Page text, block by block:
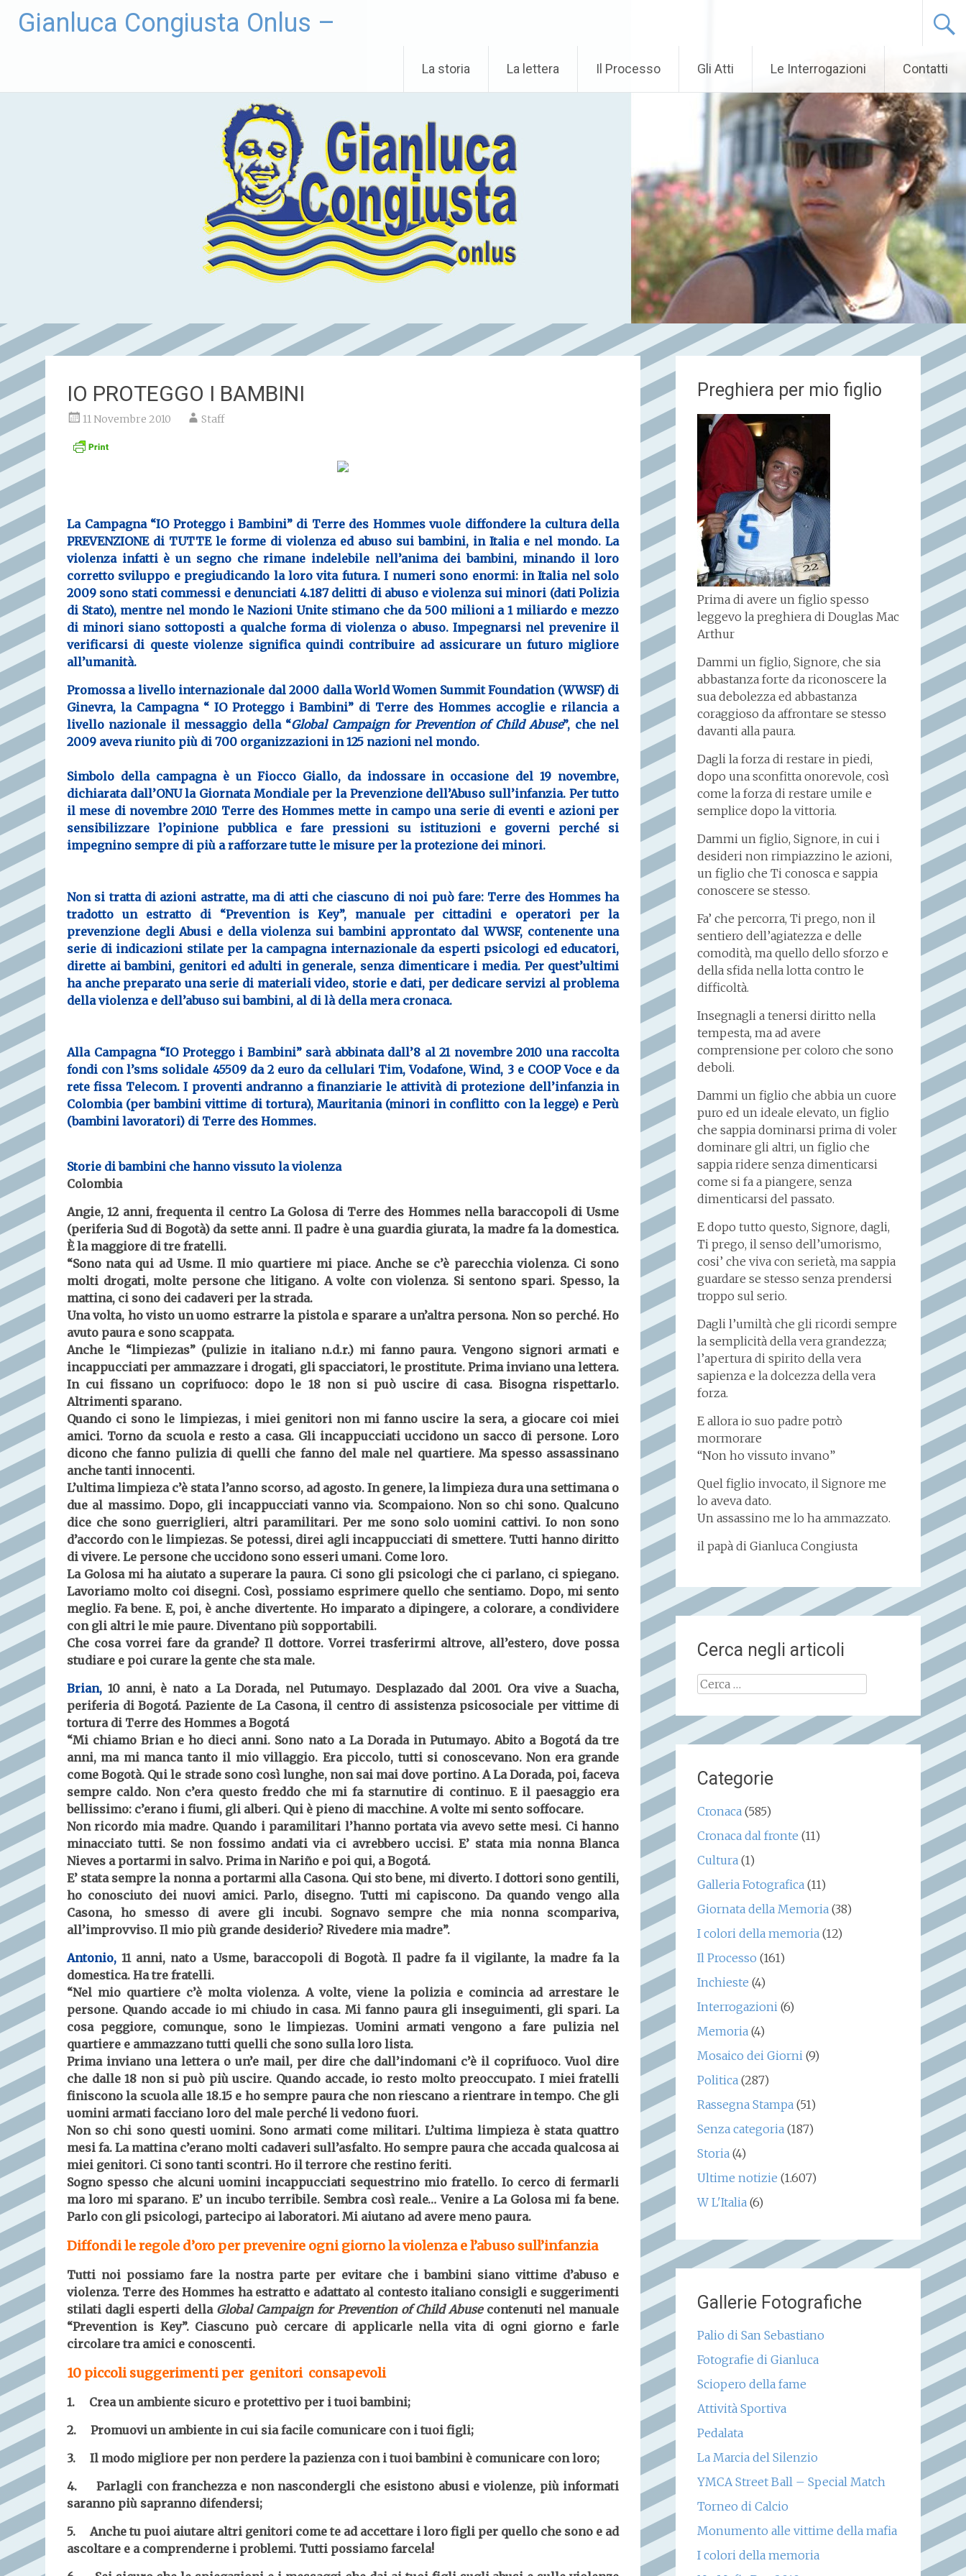
Gianluca Congiusta Onlus –
La storia La lettera Il Processo Gli Atti Le Interrogazioni Contatti
IO PROTEGGO I BAMBINI
11 Novembre 2010 Staff
La Campagna “IO Proteggo i Bambini” di Terre des Hommesvuole diffondere la cultura della
PREVENZIONE di TUTTE le forme di violenza ed abuso sui bambini, in Italia e nel mondo. La
violenza infatti è un segno che rimane indelebile nell’anima dei bambini, minando il loro
corretto sviluppo e pregiudicando la loro vita futura. I numeri sono enormi: in Italia nel solo
2009 sono stati commessi e denunciati 4.187 delitti di abuso e violenza sui minori (dati Polizia
di Stato), mentre nel mondo leNazioni Unite stimano che da 500 milioni a 1 miliardo e mezzo
di minori siano sottoposti a qualche forma diviolenza o abuso. Impegnarsi nel prevenire il
verificarsi di queste violenze significa quindi contribuire ad assicurare un futuro migliore
all’umanità.
Promossa a livello internazionale dal 2000 dalla World Women Summit Foundation (WWSF) di
Ginevra, la Campagna “IO Proteggo i Bambini” di Terre des Hommes accoglie e rilancia a
livello nazionale il messaggio della “Global Campaign for Prevention of Child Abuse”, che nel
2009 aveva riunito più di 700 organizzazioni in 125 nazioni nel mondo.
Simbolo della campagna è un Fiocco Giallo, da indossare in occasione del19 novembre,
dichiarata dall’ONU la Giornata Mondiale per la Prevenzione dell’Abuso sull’infanzia. Per tutto
il mese di novembre2010 Terre des Hommes mette in campo una serie di eventi e azioni per
sensibilizzare l’opinione pubblica e fare pressioni su istituzioni e governi perché si
impegnino sempre di più a rafforzare tutte le misure per la protezione dei minori.
Non si tratta di azioni astratte, ma di atti che ciascuno di noi può fare:Terre des Hommes ha
tradotto un estratto di “Prevention is Key”, manuale per cittadini e operatori per la
prevenzione degli Abusi e della violenza sui bambini approntato dal WWSF, contenente una
serie di indicazioni stilate per la campagna internazionale da esperti psicologi ed educatori,
dirette ai bambini, genitori ed adulti in generale, senza dimenticare i media. Per quest’ultimi
ha anche preparato una serie di materiali video, storie e dati, per dedicare servizi al problema
della violenza e dell’abuso sui bambini, al di là della mera cronaca.
Alla Campagna “IO Proteggo i Bambini” sarà abbinata dall’8 al 21 novembre 2010 unaraccolta
fondi con l’sms solidale 45509da 2 euro da cellulari Tim, Vodafone, Wind, 3 e COOP Voce e da
rete fissa Telecom. I proventi andranno a finanziarie le attività di protezione dell’infanzia in
Colombia(per bambini vittime di tortura), Mauritania(minori in conflitto con la legge) ePerù
(bambini lavoratori) di Terre des Hommes.
Storie di bambini che hanno vissuto la violenza
Colombia
Angie, 12 anni, frequenta il centro La Golosa di Terre des Hommes nella baraccopoli di Usme
(periferia Sud di Bogotà) da sette anni. Il padre è una guardia giurata, la madre fa la domestica.
È la maggiore di tre fratelli.
“Sono nata qui ad Usme. Il mio quartiere mi piace. Anche se c’è parecchia violenza. Ci sono
molti drogati, molte persone che litigano. A volte con violenza. Si sentono spari. Spesso, la
mattina, ci sono dei cadaveri per la strada.
Una volta, ho visto un uomo estrarre la pistola e sparare a un’altra persona. Non so perché. Ho
avuto paura e sono scappata.
Anche le “limpiezas” (pulizie in italiano n.d.r.) mi fanno paura. Vengono signori armati e
incappucciati per ammazzare i drogati, gli spacciatori, le prostitute. Prima inviano una lettera.
In cui fissano un coprifuoco: dopo le 18 non si può uscire di casa. Bisogna rispettarlo.
Altrimenti sparano.
Quando ci sono le limpiezas, i miei genitori non mi fanno uscire la sera, a giocare coi miei
amici. Torno da scuola e resto a casa. Gli incappucciati uccidono un sacco di persone. Loro
dicono che fanno pulizia di quelli che fanno del male nel quartiere. Ma spesso assassinano
anche tanti innocenti.
L’ultima limpieza c’è stata l’anno scorso, ad agosto. In genere, la limpieza dura una settimana o
due al massimo. Dopo, gli incappucciati vanno via. Scompaiono. Non so chi sono. Qualcuno
dice che sono guerriglieri, altri paramilitari. Per me sono solo uomini cattivi. Io non sono
d’accordo con le limpiezas. Se potessi, direi agli incappucciati di smettere. Tutti hanno diritto
di vivere. Le persone che uccidono sono esseri umani. Come loro.
La Golosa mi ha aiutato a superare la paura. Ci sono gli psicologi che ci parlano, ci spiegano.
Lavoriamo molto coi disegni. Così, possiamo esprimere quello che sentiamo. Dopo, mi sento
meglio. Fa bene. E, poi, è anche divertente. Ho imparato a dipingere, a colorare, a condividere
con gli altri le mie paure. Diventano più sopportabili.
Che cosa vorrei fare da grande? Il dottore. Vorrei trasferirmi altrove, all’estero, dove possa
studiare e poi curare la gente che sta male.
Brian, 10 anni, è nato a La Dorada, nel Putumayo. Desplazado dal 2001. Ora vive a Suacha,
periferia di Bogotá. Paziente de La Casona, il centro di assistenza psicosociale per vittime di
tortura di Terre des Hommes a Bogotá
“Mi chiamo Brian e ho dieci anni. Sono nato a La Dorada in Putumayo. Abito a Bogotá da tre
anni, ma mi manca tanto il mio villaggio. Era piccolo, tutti si conoscevano. Non era grande
come Bogotà. Qui le strade sono così lunghe, non sai mai dove portino. A La Dorada, poi, faceva
sempre caldo. Non c’era questo freddo che mi fa starnutire di continuo. E il paesaggio era
bellissimo: c’erano i fiumi, gli alberi. Qui è pieno di macchine. A volte mi sento soffocare.
Non ricordo mia madre. Quando i paramilitari l’hanno portata via avevo sette mesi. Ci hanno
minacciato tutti. Se non fossimo andati via ci avrebbero uccisi. E’ stata mia nonna Blanca
Nieves a portarmi in salvo. Prima in Nariño e poi qui, a Bogotá.
E’ stata sempre la nonna a portarmi alla Casona. Qui sto bene, mi diverto. I dottori sono gentili,
ho conosciuto dei nuovi amici. Parlo, disegno. Tutti mi capiscono. Da quando vengo alla
Casona, ho smesso di avere gli incubi. Sognavo sempre che mia nonna scompariva,
all’improvviso. Il mio più grande desiderio? Rivedere mia madre”.
Antonio, 11 anni, nato a Usme, baraccopoli di Bogotà. Il padre fa il vigilante, la madre fa la
domestica. Ha tre fratelli.
“Nel mio quartiere c’è molta violenza. A volte, viene la polizia e comincia ad arrestare le
persone. Quando accade io mi chiudo in casa. Mi fanno paura gli inseguimenti, gli spari. La
cosa peggiore, comunque, sono le limpiezas. Uomini armati vengono a fare pulizia nel
quartiere e ammazzano tutti quelli che sono sulla loro lista.
Prima inviano una lettera o un’e mail, per dire che dall’indomani c’è il coprifuoco. Vuol dire
che dalle 18 non si può più uscire. Quando accade, io resto molto preoccupato. I miei fratelli
finiscono la scuola alle 18.15 e ho sempre paura che non riescano a rientrare in tempo. Che gli
uomini armati facciano loro del male perché li vedono fuori.
Non so chi sono questi uomini. Sono armati come militari. L’ultima limpieza è stata quattro
mesi fa. La mattina c’erano molti cadaveri sull’asfalto. Ho sempre paura che accada qualcosa ai
miei genitori. Ci sono tanti scontri. Ho il terrore che restino feriti.
Sogno spesso che alcuni uomini incappucciati sequestrino mio fratello. Io cerco di fermarli
ma loro mi sparano. E’ un incubo terribile. Sembra così reale… Venire a La Golosa mi fa bene.
Parlo con gli psicologi, partecipo ai laboratori. Mi aiutano ad avere meno paura.
Diffondi le regole d’oro per prevenire ogni giorno la violenza e l’abuso sull’infanzia
Tutti noi possiamo fare la nostra parte per evitare che i bambini siano vittime d’abuso e
violenza. Terre des Hommes ha estratto e adattato al contesto italiano consigli e suggerimenti
stilati dagli esperti della Global Campaign for Prevention of Child Abusecontenuti nel manuale
“Prevention is Key”. Ciascuno può cercare di applicarle nella vita di ogni giorno e farle
circolare tra amici e conoscenti.
10 piccoli suggerimenti per genitori consapevoli
1. Crea un ambiente sicuro e protettivo per i tuoi bambini;
2. Promuovi un ambiente in cui sia facile comunicare con i tuoi figli;
3. Il modo migliore per non perdere la pazienza con i tuoi bambini è comunicare con loro;
4. Parlagli con franchezza e non nascondergli che esistono abusi e violenze, più informati
saranno più sapranno difendersi;
5. Anche tu puoi aiutare altri genitori come te ad accettare i loro figli per quello che sono e ad
ascoltare e a comprenderne i problemi. Tutti possiamo farcela!
Preghiera per mio figlio
Prima di avere un figlio spesso
leggevo la preghiera di Douglas Mac
Arthur
Dammi un figlio, Signore, che sia
abbastanza forte da riconoscere la
sua debolezza ed abbastanza
coraggioso da affrontare se stesso
davanti alla paura.
Dagli la forza di restare in piedi,
dopo una sconfitta onorevole, così
come la forza di restare umile e
semplice dopo la vittoria.
Dammi un figlio, Signore, in cui i
desideri non rimpiazzino le azioni,
un figlio che Ti conosca e sappia
conoscere se stesso.
Fa’ che percorra, Ti prego, non il
sentiero dell’agiatezza e delle
comodità, ma quello dello sforzo e
della sfida nella lotta contro le
difficoltà.
Insegnagli a tenersi diritto nella
tempesta, ma ad avere
comprensione per coloro che sono
deboli.
Dammi un figlio che abbia un cuore
puro ed un ideale elevato, un figlio
che sappia dominarsi prima di voler
dominare gli altri, un figlio che
sappia ridere senza dimenticarsi
come si fa a piangere, senza
dimenticarsi del passato.
E dopo tutto questo, Signore, dagli,
Ti prego, il senso dell’umorismo,
cosi’ che viva con serietà, ma sappia
guardare se stesso senza prendersi
troppo sul serio.
Dagli l’umiltà che gli ricordi sempre
la semplicità della vera grandezza;
l’apertura di spirito della vera
sapienza e la dolcezza della vera
forza.
E allora io suo padre potrò
mormorare
“Non ho vissuto invano”
Quel figlio invocato, il Signore me
lo aveva dato.
Un assassino me lo ha ammazzato.
il papà di Gianluca Congiusta
Cerca negli articoli
Ricerca
Categorie
Cronaca(585)
Cronaca dal fronte (11)
Cultura(1)
Galleria Fotografica(11)
Giornata della Memoria(38)
I colori della memoria(12)
Il Processo (161)
Inchieste (4)
Interrogazioni(6)
Memoria(4)
Mosaico dei Giorni(9)
Politica(287)
Rassegna Stampa(51)
Senza categoria(187)
Storia(4)
Ultime notizie (1.607)
W L'Italia(6)
Gallerie Fotografiche
Palio di San Sebastiano
Fotografie di Gianluca
Sciopero della fame
Attività Sportiva
Pedalata
La Marcia del Silenzio
YMCA Street Ball – Special Match
Torneo di Calcio
Monumento alle vittime della mafia
I colori della memoria